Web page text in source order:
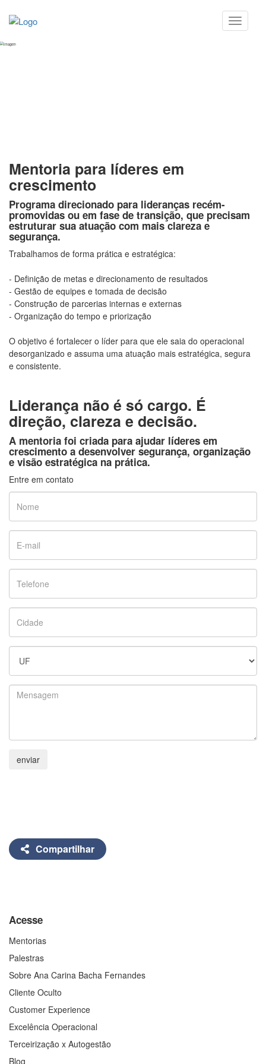
Mentoria para líderes em
crescimento
Programa direcionado para lideranças recém-
promovidas ou em fase de transição, que precisam
estruturar sua atuação com mais clareza e
segurança.
Trabalhamos de forma prática e estratégica:
- Definição de metas e direcionamento de resultados
- Gestão de equipes e tomada de decisão
- Construção de parcerias internas e externas
- Organização do tempo e priorização
O objetivo é fortalecer o líder para que ele saia do operacional
desorganizado e assuma uma atuação mais estratégica, segura
e consistente.
Liderança não é só cargo. É
direção, clareza e decisão.
A mentoria foi criada para ajudar líderes em
crescimento a desenvolver segurança, organização
e visão estratégica na prática.
Entre em contato
Compartilhar
Acesse
Mentorias
Palestras
Sobre Ana Carina Bacha Fernandes
Cliente Oculto
Customer Experience
Excelência Operacional
Terceirização x Autogestão
Blog